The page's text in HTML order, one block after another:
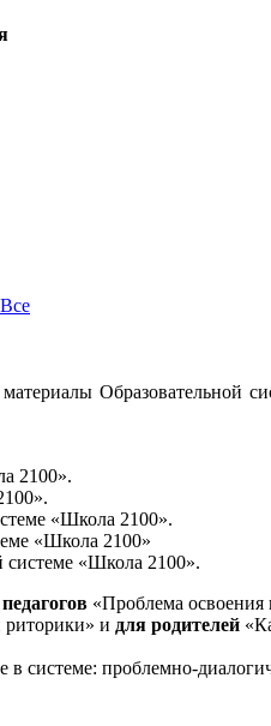
Все
Образовательной
2100».
«Школа 2100».
«Школа 2100»
системе «Школа 2100».
«Проблема
риторики» и для родителей
системе: проблемно-